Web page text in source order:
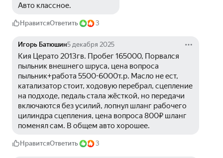
Авто классное.
НравитсяОтветить 3
Игорь Батюшин5 декабря 2025
Кия Церато 2013гв. Пробег 165000, Порвался
пыльник внешнего шруса, цена вопроса
пыльник+работа 5500-6000т.р. Масло не ест,
катализатор стоит, ходовую перебрал, сцепление
на подходе, педаль стала жёсткой, но передачи
включаются без усилий, лопнул шланг рабочего
цилиндра сцепления, цена вопроса 800₽ шланг
поменял сам. В общем авто хорошее.
НравитсяОтветить 3